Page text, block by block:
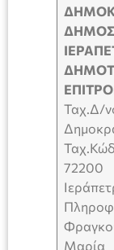
ΔΗΜΟΣ
Ταχ.Δ/
72200
Μαρία